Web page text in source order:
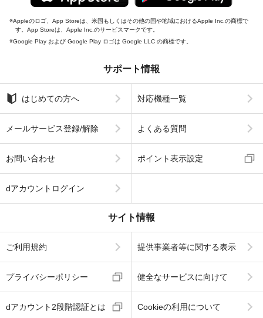
Appleのロゴ、App Storeは、米国もしくはその他の国や地域におけるApple Inc.の商標で
す。App Storeは、Apple Inc.のサービスマークです。
Google Play および Google Play ロゴは Google LLC の商標です。
サポート情報
はじめての方へ 対応機種一覧
メールサービス登録/解除 よくある質問
お問い合わせ ポイント表示設定
dアカウントログイン
サイト情報
ご利用規約 提供事業者等に関する表示
プライバシーポリシー 健全なサービスに向けて
dアカウント2段階認証とは Cookieの利用について